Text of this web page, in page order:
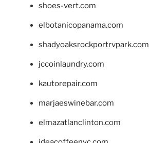
shoes-vert.com
elbotanicopanama.com
shadyoaksrockportrvpark.com
jccoinlaundry.com
kautorepair.com
marjaeswinebar.com
elmazatlanclinton.com